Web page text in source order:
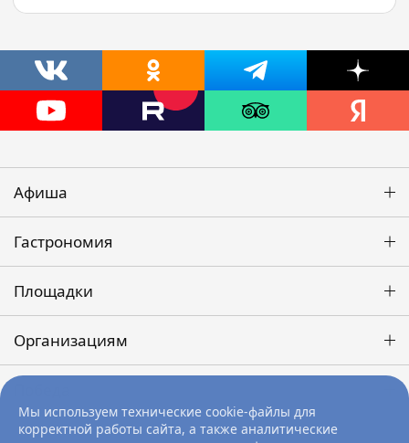
Мы используем технические cookie-файлы для
корректной работы сайта, а также аналитические
Афиша
Гастрономия
Площадки
Организациям